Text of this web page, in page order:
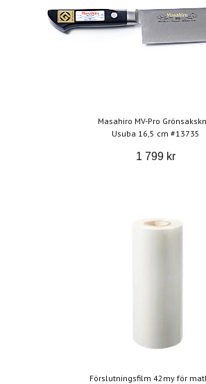
Masahiro MV-Pro
Usuba 16,5 cm #13735
1 799 kr
Förslutningsfilm 42my för